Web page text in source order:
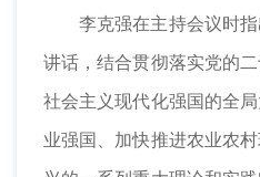
李克强在主持会议时
讲话，结合贯彻落实党的
社会主义现代化强国的全
业强国、加快推进农业农